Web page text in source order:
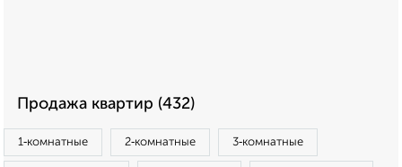
Продажа квартир (432)
1‑комнатные 2‑комнатные 3‑комнатные